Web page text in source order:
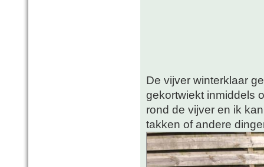
De vijver winterklaar
gekortwiekt inmiddels
rond de vijver en ik
takken of andere